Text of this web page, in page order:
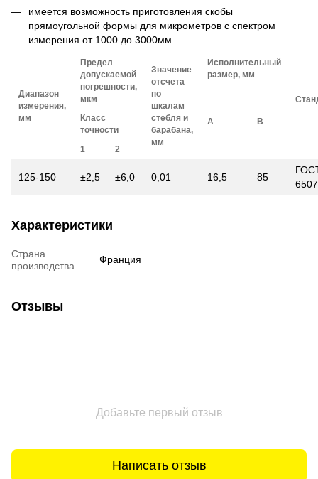
имеется возможность приготовления скобы
прямоугольной формы для микрометров с спектром
измерения от 1000 до 3000мм.
Диапазон
измерения,
мм
Предел
допускаемой
погрешности,
мкм
Значение
отсчета
по
шкалам
стебля и
барабана,
мм
Исполнительный
размер, мм
А В
Класс
точности
1
2
125-150 ±2,5 ±6,0 0,01 16,5 85
Характеристики
Страна
производства
Франция
Отзывы
Добавьте первый отзыв
Написать отзыв